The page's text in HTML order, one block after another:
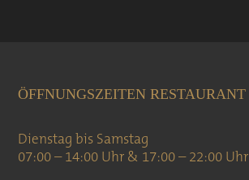
ÖFFNUNGSZEITEN RESTAURANT
Dienstag bis Samstag
07:00 – 14:00 Uhr & 17:00 – 22:00 Uhr